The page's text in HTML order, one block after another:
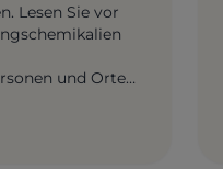
Lesen Sie vor
und Orte